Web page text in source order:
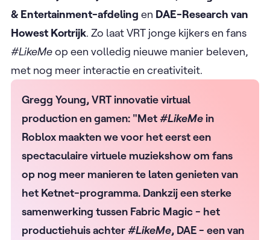
& Entertainment-afdeling en DAE-Research van
Howest Kortrijk. Zo laat VRT jonge kijkers en fans
#LikeMeop een volledig nieuwe manier beleven,
met nog meer interactie en creativiteit.
Gregg Young, VRT innovatie virtual
production en gamen: "Met#LikeMe in
Roblox maakten we voor het eerst een
spectaculaire virtuele muziekshow om fans
op nog meer manieren te laten genieten van
het Ketnet-programma. Dankzij een sterke
samenwerking tussen Fabric Magic - het
productiehuis achter#LikeMe, DAE - een van